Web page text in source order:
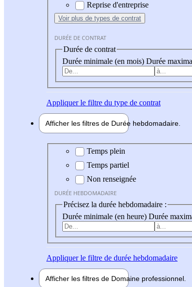
Reprise d'entreprise
Voir plus de types de contrat
DURÉE DE CONTRAT
Durée de contrat
Durée minimale (en mois) Durée
Appliquerle filtre du type de contrat
Afficher les filtres de Durée hebdomadaire
Durée hebdomadaire
Temps plein
Temps partiel
Non renseignée
DURÉE HEBDOMADAIRE
Précisez la durée hebdomadaire :
Durée minimale (en heure) Durée
Appliquerle filtre de durée hebdomadaire
Afficher les filtres de Domaine professionnel